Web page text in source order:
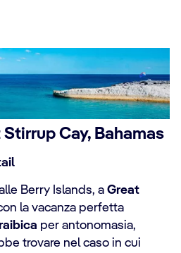
Cay, Bahamas
Berry Islands, a Great
la vacanza perfetta
per antonomasia,
trovare nel caso in cui